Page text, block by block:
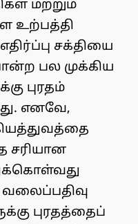
மற்றும்
உற்பத்தி
சக்தியை
பல முக்கிய
புரதம்
எனவே,
சரியான
புரதத்தைப்